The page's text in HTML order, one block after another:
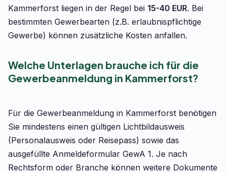
Kammerforst liegen in der Regel bei 15-40 EUR. Bei
bestimmten Gewerbearten (z.B. erlaubnispflichtige
Gewerbe) können zusätzliche Kosten anfallen.
Welche Unterlagen brauche ich für die
Gewerbeanmeldung in Kammerforst?
Für die Gewerbeanmeldung in Kammerforst benötigen
Sie mindestens einen gültigen Lichtbildausweis
(Personalausweis oder Reisepass) sowie das
ausgefüllte Anmeldeformular GewA 1. Je nach
Rechtsform oder Branche können weitere Dokumente